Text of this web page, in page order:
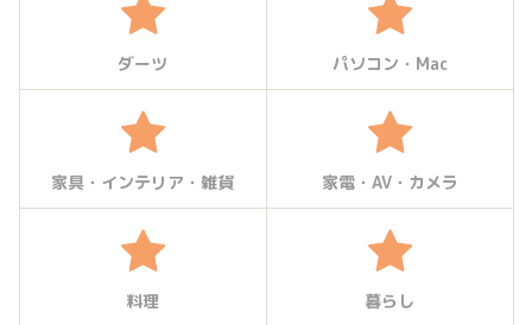
ダーツ パソコン・Mac
家具・インテリア・雑貨 家電・AV・カメラ
料理 暮らし